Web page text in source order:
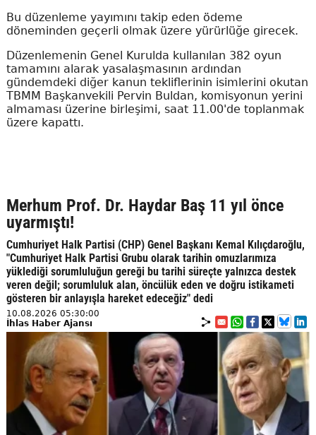
Bu düzenleme yayımını takip eden ödeme
döneminden geçerli olmak üzere yürürlüğe girecek.
Düzenlemenin Genel Kurulda kullanılan 382 oyun
tamamını alarak yasalaşmasının ardından
gündemdeki diğer kanun tekliflerinin isimlerini okutan
TBMM Başkanvekili Pervin Buldan, komisyonun yerini
almaması üzerine birleşimi, saat 11.00'de toplanmak
üzere kapattı.
Merhum Prof. Dr. Haydar Baş 11 yıl önce
uyarmıştı!
Cumhuriyet Halk Partisi (CHP) Genel Başkanı Kemal Kılıçdaroğlu,
"Cumhuriyet Halk Partisi Grubu olarak tarihin omuzlarımıza
yüklediği sorumluluğun gereği bu tarihi süreçte yalnızca destek
veren değil; sorumluluk alan, öncülük eden ve doğru istikameti
gösteren bir anlayışla hareket edeceğiz" dedi
10.08.2026 05:30:00
İhlas Haber Ajansı